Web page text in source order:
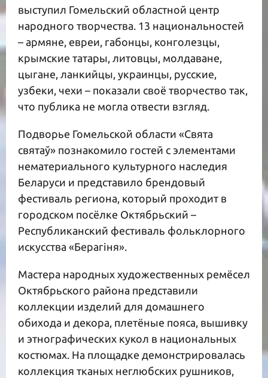
выступил Гомельский областной центр
народного творчества. 13 национальностей
– армяне, евреи, габонцы, конголезцы,
крымские татары, литовцы, молдаване,
цыгане, ланкийцы, украинцы, русские,
узбеки, чехи – показали своё творчество так,
что публика не могла отвести взгляд.
Подворье Гомельской области «Свята
святаў» познакомило гостей с элементами
нематериального культурного наследия
Беларуси и представило брендовый
фестиваль региона, который проходит в
городском посёлке Октябрьский –
Республиканский фестиваль фольклорного
искусства «Берагіня».
Мастера народных художественных ремёсел
Октябрьского района представили
коллекции изделий для домашнего
обихода и декора, плетёные пояса, вышивку
и этнографических кукол в национальных
костюмах. На площадке демонстрировалась
коллекция тканых неглюбских рушников,